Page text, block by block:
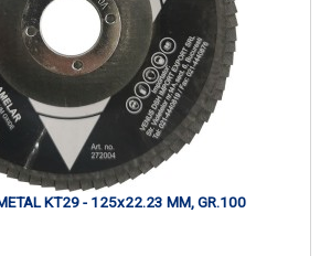
KT29 - 125x22.23 MM, GR.100